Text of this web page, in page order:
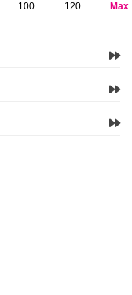
100 120 Max